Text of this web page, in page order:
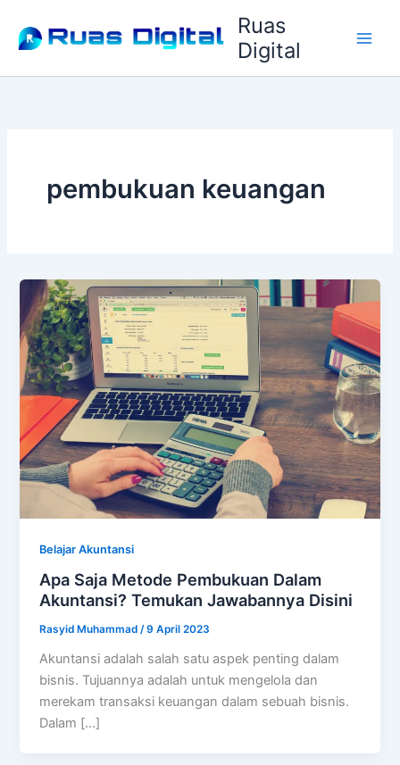
konten
Ruas
Digital
pembukuan keuangan
Belajar Akuntansi
Apa Saja Metode Pembukuan Dalam
Akuntansi? Temukan Jawabannya Disini
Rasyid Muhammad/9 April 2023
Akuntansi adalah salah satu aspek penting dalam
bisnis. Tujuannya adalah untuk mengelola dan
merekam transaksi keuangan dalam sebuah bisnis.
Dalam […]